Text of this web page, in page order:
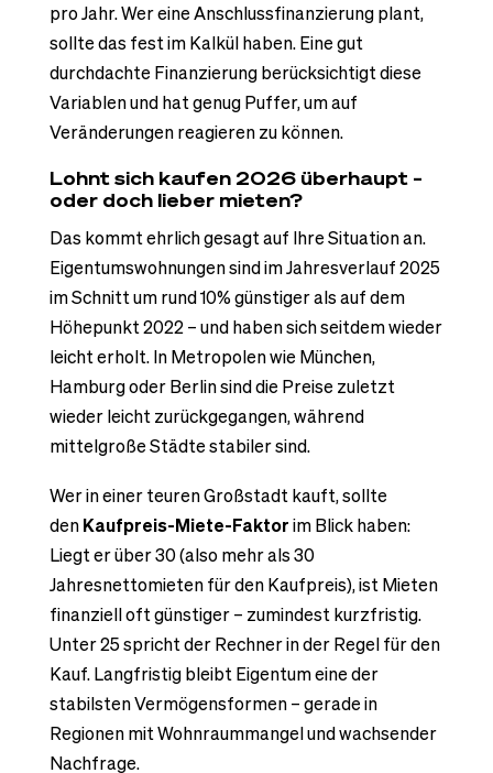
pro Jahr. Wer eine Anschlussfinanzierung plant,
sollte das fest im Kalkül haben. Eine gut
durchdachte Finanzierung berücksichtigt diese
Variablen und hat genug Puffer, um auf
Veränderungen reagieren zu können.
Lohnt sich kaufen 2026 überhaupt –
oder doch lieber mieten?
Das kommt ehrlich gesagt auf Ihre Situation an.
Eigentumswohnungen sind im Jahresverlauf 2025
im Schnitt um rund 10% günstiger als auf dem
Höhepunkt 2022 – und haben sich seitdem wieder
leicht erholt. In Metropolen wie München,
Hamburg oder Berlin sind die Preise zuletzt
wieder leicht zurückgegangen, während
mittelgroße Städte stabiler sind.
Wer in einer teuren Großstadt kauft, sollte
denKaufpreis-Miete-Faktorim Blick haben:
Liegt er über 30 (also mehr als 30
Jahresnettomieten für den Kaufpreis), ist Mieten
finanziell oft günstiger – zumindest kurzfristig.
Unter 25 spricht der Rechner in der Regel für den
Kauf. Langfristig bleibt Eigentum eine der
stabilsten Vermögensformen – gerade in
Regionen mit Wohnraummangel und wachsender
Nachfrage.